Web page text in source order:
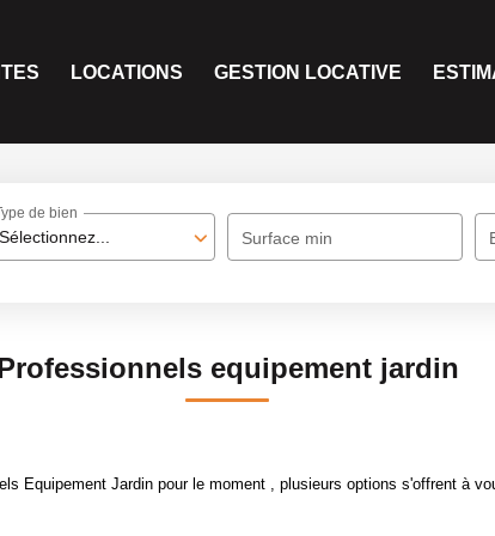
LOCATIONS GESTION LOCATIVE
Sélectionnez...
de bien
Surface min
equipement jardin
Equipement Jardin pour le moment , plusieurs options s'offrent à